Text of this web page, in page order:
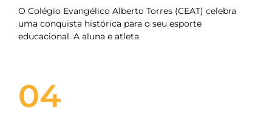
O Colégio Evangélico Alberto Torres (CEAT) celebra
uma conquista histórica para o seu esporte
educacional. A aluna e atleta
04